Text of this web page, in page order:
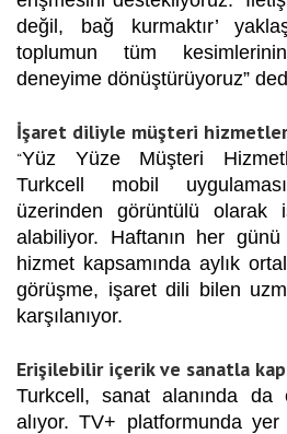
değil, bağ kurmaktır’
toplumun tüm
deneyime dönüştürüyoruz”
İşaret diliyle müşteri
“Yüz Yüze Müşteri
Turkcell mobil
üzerinden görüntülü
alabiliyor. Haftanın her
hizmet kapsamında aylık
görüşme, işaret dili bilen
karşılanıyor.
Erişilebilir içerik ve sanatla
Turkcell, sanat alanında da
alıyor. TV+ platformunda